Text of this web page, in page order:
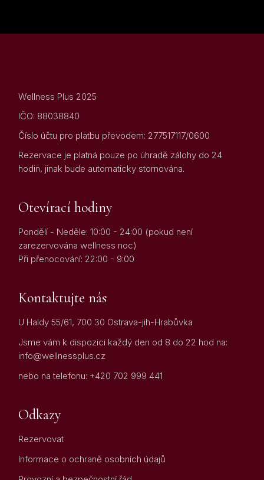
Wellness Plus 2025
IČO: 88038840
Číslo účtu pro platbu převodem: 277517117/0600
Rezervace je platná pouze po úhradě zálohy do 24
hodin, jinak bude automaticky stornována.
Otevírací hodiny
Pondělí - Neděle: 10:00 - 24:00 (pokud není
zarezervována wellness noc)
Při přenocování: 22:00 - 9:00
Kontaktujte nás
U Haldy 55/61, 700 30 Ostrava-jih-Hrabůvka
Jsme vám k dispozici každý den od 8 do 22 hod na:
info@wellnessplus.cz
nebo na telefonu: +420 702 999 441
Odkazy
Rezervovat
Informace o ochraně osobních údajů